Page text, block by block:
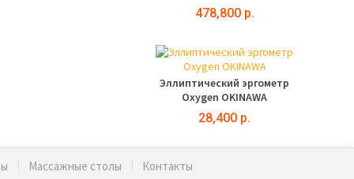
478,800 р.
Эллиптический эргометр
Oxygen OKINAWA
28,400 р.
Массажные столы Контакты